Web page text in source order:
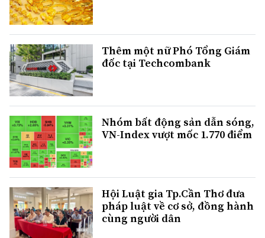
Thêm một nữ Phó Tổng Giám
đốc tại Techcombank
Nhóm bất động sản dẫn sóng,
VN-Index vượt mốc 1.770 điểm
Hội Luật gia Tp.Cần Thơ đưa
pháp luật về cơ sở, đồng hành
cùng người dân